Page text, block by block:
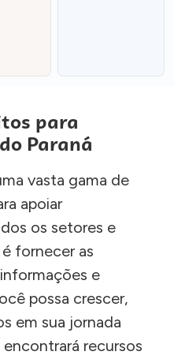
para
Paraná
vasta gama de
apoiar
os setores e
fornecer as
e
possa crescer,
em sua jornada
recursos